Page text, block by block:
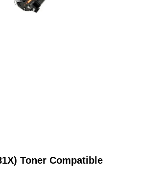
Toner Compatible